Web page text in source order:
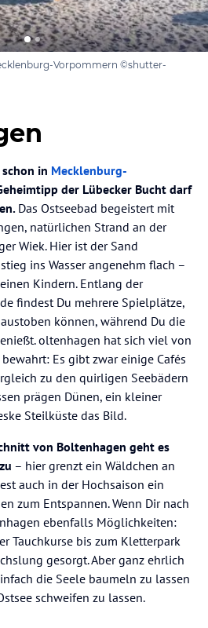
Vorpommern ©shutter-
in Mecklenburg-
der Lübecker Bucht darf
Das Ostseebad begeistert mit
natürlichen Strand an der
Wiek. Hier ist der Sand
ins Wasser angenehm flach –
Kindern. Entlang der
findest Du mehrere Spielplätze,
können, während Du die
oltenhagen hat sich viel von
Es gibt zwar einige Cafés
zu den quirligen Seebädern
prägen Dünen, ein kleiner
Steilküste das Bild.
von Boltenhagen geht es
– hier grenzt ein Wäldchen an
auch in der Hochsaison ein
zum Entspannen. Wenn Dir nach
ebenfalls Möglichkeiten:
Tauchkurse bis zum Kletterpark
gesorgt. Aber ganz ehrlich
die Seele baumeln zu lassen
schweifen zu lassen.